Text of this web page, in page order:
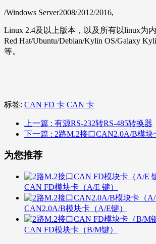
/Windows Server2008/2012/2016,
Linux 2.4及以上版本，以及所有以linux为
Red Hat/Ubuntu/Debian/Kylin OS/Galaxy
等。
标签: CAN FD 卡 CAN 卡
上一篇 : 有源RS-232转RS-485转换器
下一篇 : 2路M.2接口CAN2.0A/B模块
为您推荐
CAN FD模块卡（A/E 键）
CAN2.0A/B模块卡（A/E键）
CAN FD模块卡（B/M键）